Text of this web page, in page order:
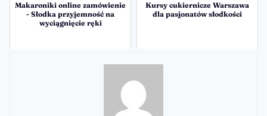
Makaroniki online zamówienie
- Słodka przyjemność na
wyciągnięcie ręki
Kursy cukiernicze Warszawa
dla pasjonatów słodkości